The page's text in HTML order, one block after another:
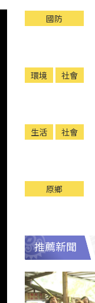
國防
環境 社會
生活 社會
原鄉
推薦新聞